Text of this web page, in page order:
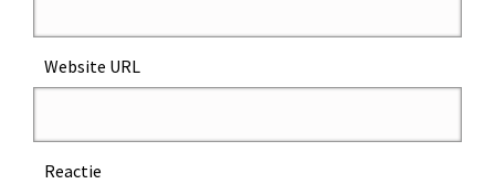
Website URL
Reactie